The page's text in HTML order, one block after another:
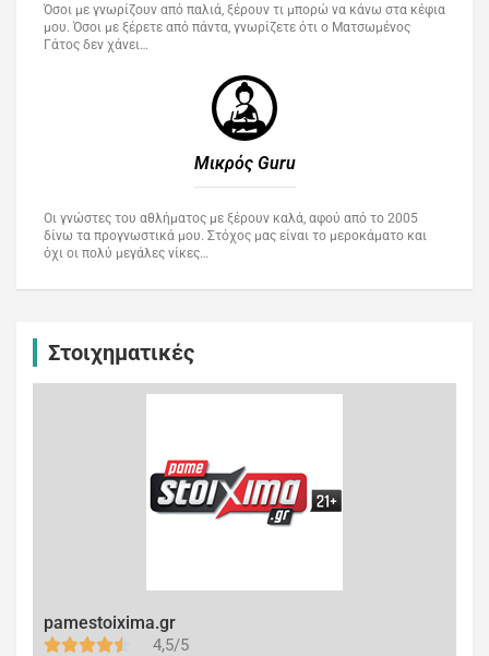
Όσοι με γνωρίζουν από παλιά, ξέρουν τι μπορώ να κάνω στα κέφια
μου. Όσοι με ξέρετε από πάντα, γνωρίζετε ότι ο Ματσωμένος
Γάτος δεν χάνει…
Μικρός Guru​
Οι γνώστες του αθλήματος με ξέρουν καλά, αφού από το 2005
δίνω τα προγνωστικά μου. Στόχος μας είναι το μεροκάματο και
όχι οι πολύ μεγάλες νίκες…
Στοιχηματικές
pamestoixima.gr
4,5/5